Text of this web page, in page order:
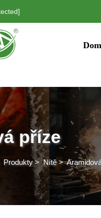
příze
Produkty>Nítě>